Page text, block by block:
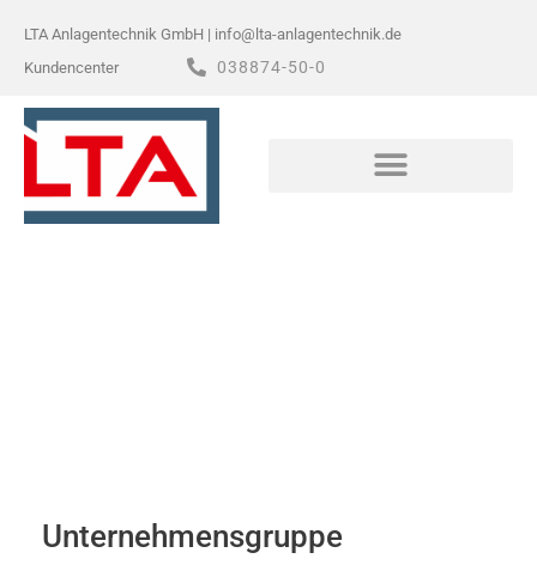
Inhalt
springen
LTA Anlagentechnik GmbH | info@lta-anlagentechnik.de
Kundencenter
038874-50-0
Unternehmensgruppe